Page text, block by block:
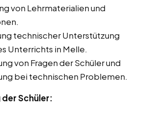
von Lehrmaterialien und
technischer Unterstützung
Unterrichts in Melle.
von Fragen der Schüler und
bei technischen Problemen.
Schüler: